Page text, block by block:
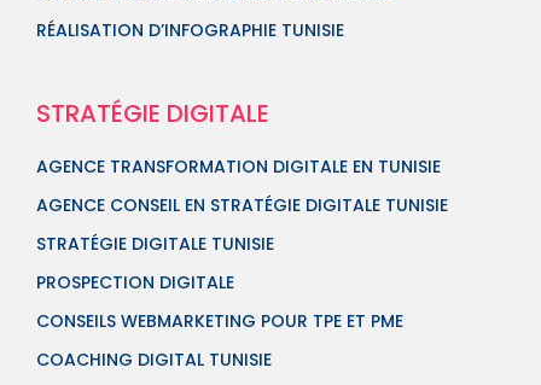
RÉALISATION D’INFOGRAPHIE TUNISIE
STRATÉGIE DIGITALE
AGENCE TRANSFORMATION DIGITALE EN TUNISIE
AGENCE CONSEIL EN STRATÉGIE DIGITALE TUNISIE
STRATÉGIE DIGITALE TUNISIE
PROSPECTION DIGITALE
CONSEILS WEBMARKETING POUR TPE ET PME
COACHING DIGITAL TUNISIE